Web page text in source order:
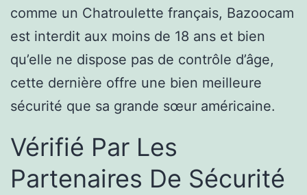
comme un Chatroulette français, Bazoocam
est interdit aux moins de 18 ans et bien
qu’elle ne dispose pas de contrôle d’âge,
cette dernière offre une bien meilleure
sécurité que sa grande sœur américaine.
Vérifié Par Les
Partenaires De Sécurité